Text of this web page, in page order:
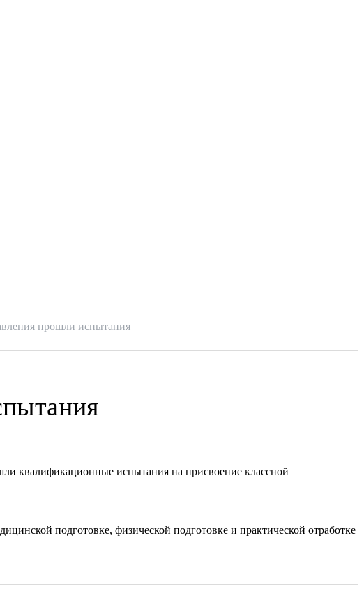
​прошли испытания
квалификационные испытания на присвоение классной
подготовке, физической подготовке и практической отработке